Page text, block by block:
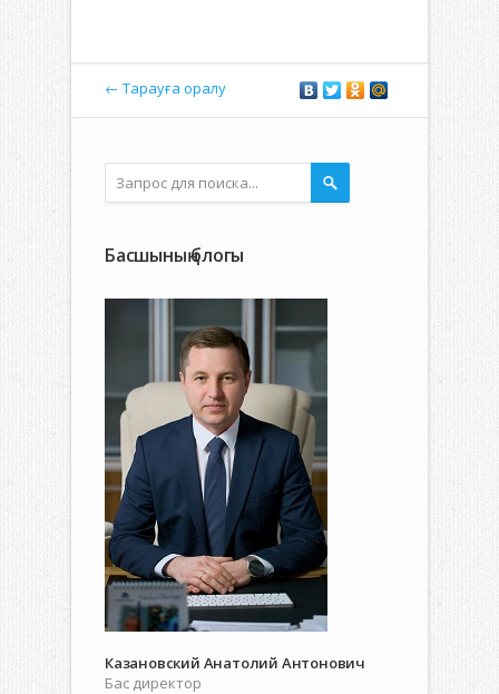
← Тарауға оралу
Басшының блогы
Казановский Анатолий Антонович
Бас директор